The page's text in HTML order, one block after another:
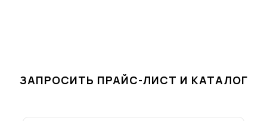
ЗАПРОСИТЬ ПРАЙС-ЛИСТ И КАТАЛОГ